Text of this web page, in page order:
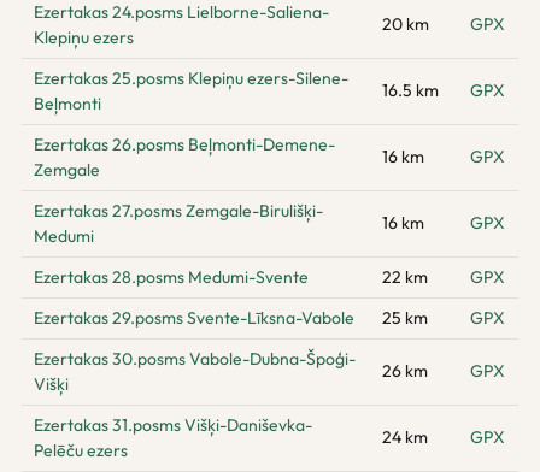
Ezertakas 24.posms Lielborne-Saliena-
Klepiņu ezers
20 km GPX
Ezertakas 25.posms Klepiņu ezers-Silene-
Beļmonti
16.5 km GPX
Ezertakas 26.posms Beļmonti-Demene-
Zemgale
16 km GPX
Ezertakas 27.posms Zemgale-Birulišķi-
Medumi
16 km GPX
Ezertakas 28.posms Medumi-Svente 22 km
GPX
Ezertakas 29.posms Svente-Līksna-Vabole
25 km
GPX
Ezertakas 30.posms Vabole-Dubna-Špoģi-
Višķi
26 km GPX
Ezertakas 31.posms Višķi-Daniševka-
Pelēču ezers
24 km GPX